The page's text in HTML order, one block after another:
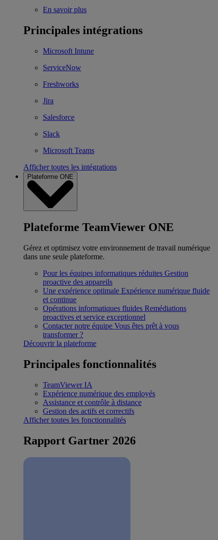
En savoir plus
Principales intégrations
Microsoft Intune
ServiceNow
Freshworks
Jira
Salesforce
Slack
Microsoft Teams
Afficher toutes les intégrations
Plateforme ONE
Plateforme TeamViewer ONE
Gérez et optimisez votre environnement de travail numérique
dans une seule plateforme.
Pour les équipes informatiques réduites Gestion
proactive des appareils
Une expérience optimale Expérience numérique fluide
et continue
Opérations informatiques fluides Remédiations
proactives et service exceptionnel
Contacter notre équipe Vous êtes prêt à vous
transformer ?
Découvrir la plateforme
Principales fonctionnalités
TeamViewer IA
Expérience numérique des employés
Assistance et contrôle à distance
Gestion des actifs et correctifs
Afficher toutes les fonctionnalités
Rapport Gartner 2026